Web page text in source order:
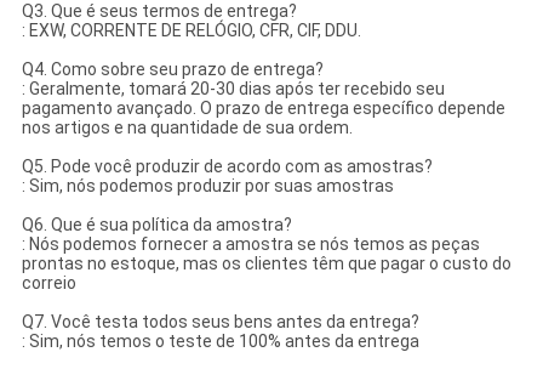
Q3. Que é seus termos de entrega?
: EXW, CORRENTE DE RELÓGIO, CFR, CIF, DDU.
Q4. Como sobre seu prazo de entrega?
: Geralmente, tomará 20-30 dias após ter recebido seu
pagamento avançado. O prazo de entrega específico depende
nos artigos e na quantidade de sua ordem.
Q5. Pode você produzir de acordo com as amostras?
: Sim, nós podemos produzir por suas amostras
Q6. Que é sua política da amostra?
: Nós podemos fornecer a amostra se nós temos as peças
prontas no estoque, mas os clientes têm que pagar o custo do
correio
Q7. Você testa todos seus bens antes da entrega?
: Sim, nós temos o teste de 100% antes da entrega